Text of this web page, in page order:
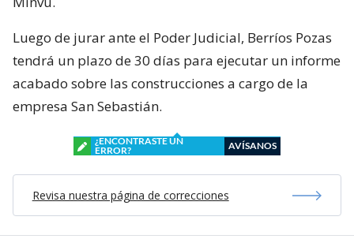
Luego de jurar ante el Poder Judicial, Berríos Pozas
tendrá un plazo de 30 días para ejecutar un informe
acabado sobre las construcciones a cargo de la
empresa San Sebastián.
¿ENCONTRASTE UN
ERROR?
AVÍSANOS
Revisa nuestra página de correcciones